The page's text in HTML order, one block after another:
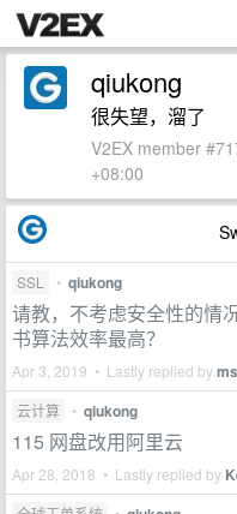
qiukong
很失望，溜了
V2EX member
+08:00
SSL • qiukong
请教，不考虑安全性的情
书算法效率最高？
Apr 3, 2019 • Lastly replied by
云计算 • qiukong
115 网盘改用阿里云
Apr 28, 2018 • Lastly replied by